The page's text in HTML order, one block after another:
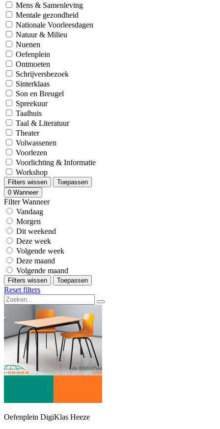
Mens & Samenleving
Mentale gezondheid
Nationale Voorleesdagen
Natuur & Milieu
Nuenen
Oefenplein
Ontmoeten
Schrijversbezoek
Sinterklaas
Son en Breugel
Spreekuur
Taalhuis
Taal & Literatuur
Theater
Volwassenen
Voorlezen
Voorlichting & Informatie
Workshop
Filters wissen
Toepassen
0 Wanneer
Filter Wanneer
Vandaag
Morgen
Dit weekend
Deze week
Volgende week
Deze maand
Volgende maand
Filters wissen Toepassen
Reset filters
Oefenplein DigiKlas Heeze